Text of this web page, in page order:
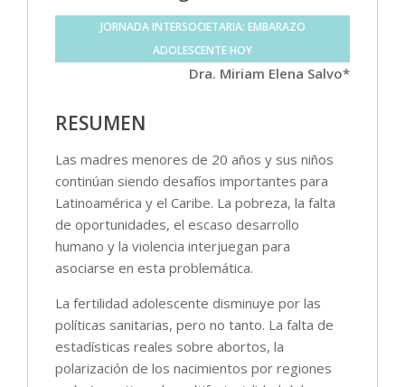
JORNADA INTERSOCIETARIA: EMBARAZO
ADOLESCENTE HOY
Dra. Miriam Elena Salvo*
RESUMEN
Las madres menores de 20 años y sus niños
continúan siendo desafíos importantes para
Latinoamérica y el Caribe. La pobreza, la falta
de oportunidades, el escaso desarrollo
humano y la violencia interjuegan para
asociarse en esta problemática.
La fertilidad adolescente disminuye por las
políticas sanitarias, pero no tanto. La falta de
estadísticas reales sobre abortos, la
polarización de los nacimientos por regiones